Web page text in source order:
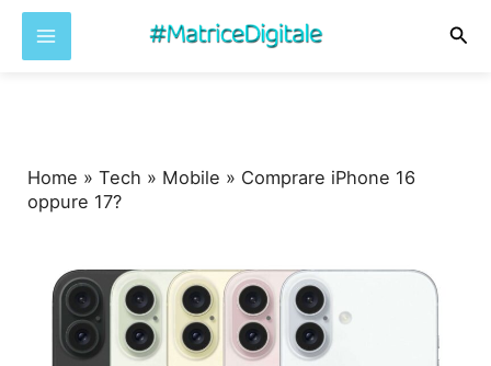
Home »Tech » Mobile » Comprare iPhone 16
oppure 17?